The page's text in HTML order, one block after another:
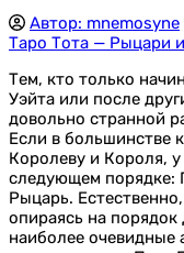
Автор: mnemosyne
Таро Тота — Рыцари
Тем, кто только
Уэйта или после
довольно странной
Если в большинстве
Королеву и Короля,
следующем порядке:
Рыцарь.
опираясь на
наиболее очевидные